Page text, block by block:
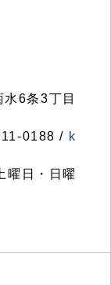
6条3丁目
0188 / k
曜日・日曜